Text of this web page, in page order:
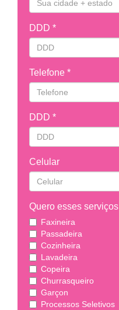
DDD *
Telefone *
DDD *
Celular
Quero esses serviços
Faxineira
Passadeira
Cozinheira
Lavadeira
Copeira
Churrasqueiro
Garçon
Processos Seletivos